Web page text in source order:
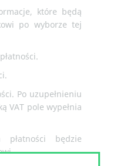
które będą
po wyborze tej
Po uzupełnieniu
VAT pole wypełnia
płatności będzie